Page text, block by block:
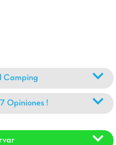
Camping
Opiniones !